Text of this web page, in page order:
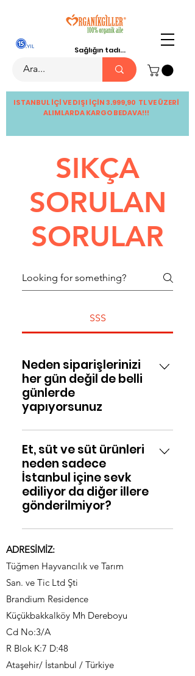
ISTANBUL İÇİ VE DIŞI İÇİN 3.999,90 TL VE ÜZERİ
ALIMLARDA KARGO BEDAVA!!!
Sağlığın tadı...
SIKÇA
SORULAN
SORULAR
SSS
Neden siparişlerinizi
her gün değil de belli
günlerde
yapıyorsunuz
Organik ürünler hiçbir katkı
maddesi içermeyip çabuk
bozulabileceğinden size en taze
şekilde ulaştırabilmek için belli
günlerde sevklerini yapıyoruz
Et, süt ve süt ürünleri
neden sadece
İstanbul içine sevk
ediliyor da diğer illere
gönderilmiyor?
İstanbul içine kendi araçlarımızla
aynı gün içinde teslim ettiğimiz
için ürünlerde bir sorun olmuyor;
göndermemiz maalesef mümkün
değil
ADRESİMİZ:
Tüğmen Hayvancılık ve Tarım
San. ve Tic Ltd Şti
Brandium Residence
Küçükbakkalköy Mh Dereboyu
Cd No:3/A
R Blok K:7 D:48
Ataşehir/ İstanbul / Türkiye